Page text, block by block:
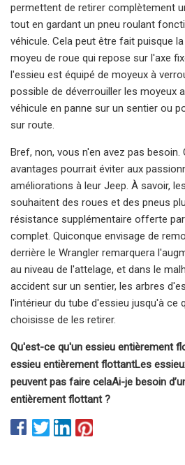
permettent de retirer complètement
tout en gardant un pneu roulant
véhicule. Cela peut être fait puisque
moyeu de roue qui repose sur l'axe
l'essieu est équipé de moyeux à
possible de déverrouiller les moyeux
véhicule en panne sur un sentier ou
sur route.
Bref, non, vous n'en avez pas besoin.
avantages pourrait éviter aux
améliorations à leur Jeep. À savoir,
souhaitent des roues et des pneus
résistance supplémentaire offerte
complet. Quiconque envisage de
derrière le Wrangler remarquera
au niveau de l'attelage, et dans le
accident sur un sentier, les arbres
l'intérieur du tube d'essieu jusqu'à ce
choisisse de les retirer.
Qu'est-ce qu'un essieu entièrement
essieu entièrement flottantLes
peuvent pas faire celaAi-je besoin
entièrement flottant ?